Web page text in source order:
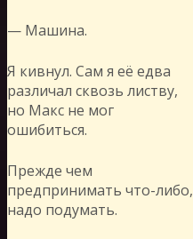
— Машина.
Я кивнул. Сам я её едва
различал сквозь листву,
но Макс не мог
ошибиться.
Прежде чем
предпринимать что-либо,
надо подумать.